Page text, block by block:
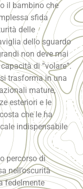
il bambino che
sfida
delle
dello sguardo
non deve mai
di “volare”.
trasforma in una
mature,
esteriori e le
che le ha
indispensabile
percorso di
nell’oscurità
fedelmente